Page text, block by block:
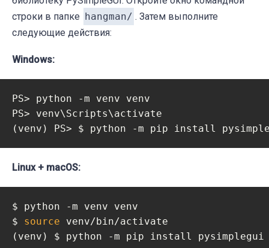
строки в папке hangman/ . Затем выполните
следующие действия:
Windows:
PS> python -m venv venv
PS> venv\Scripts\activate
Linux + macOS:
$ python -m venv venv
$ source venv/bin/activate